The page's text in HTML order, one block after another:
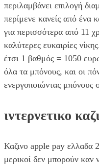
περιλαμβάνει επιλογή
περίμενε κανείς από ένα
για περισσότερα από 11
καλύτερες ευκαιρίες
έτσι 1 βαθμός = 1050
όλα τα μπόνους, και οι
ενεργοποιώντας μπόνους
ιντερνετικο
Καζινο apple pay ελλαδα
μερικοί δεν μπορούν καν